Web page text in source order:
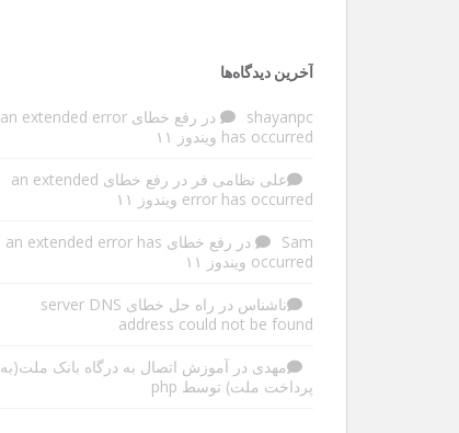
آخرین دیدگاه‌ها
shayanpc در
رفع خطای an extended error
has occurred ویندوز ۱۱
علی نظامی فر در
رفع خطای an extended
error has occurred ویندوز ۱۱
Sam در
رفع خطای an extended error has
occurred ویندوز ۱۱
ناشناس در
راه حل خطای server DNS
address could not be found
مهدی در آموزش اتصال به درگاه بانک ملت(به
پرداخت ملت) توسط php